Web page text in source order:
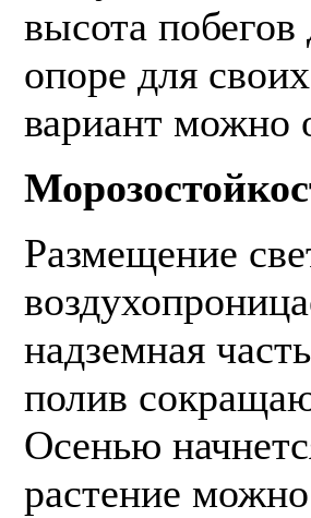
высота
опоре для
вариант можно
Размещение
надземная
полив
Осенью
растение